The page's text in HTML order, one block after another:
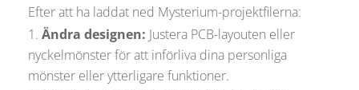
Efter att ha laddat ned Mysterium-projektfilerna:
Ändra designen: Justera PCB-layouten eller
nyckelmönster för att införliva dina personliga
mönster eller ytterligare funktioner.